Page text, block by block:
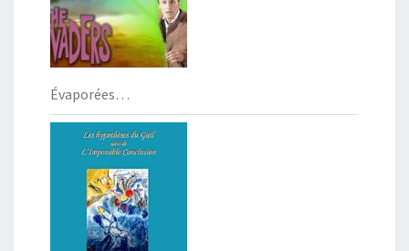
Évaporées…